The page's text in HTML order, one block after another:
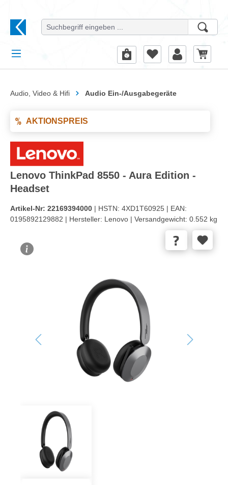
Audio, Video & Hifi Audio Ein-/Ausgabegeräte
AKTIONSPREIS
Lenovo ThinkPad 8550 - Aura Edition -
Headset
Artikel-Nr: 22169394000 | HSTN: 4XD1T60925 | EAN:
0195892129882 | Hersteller: Lenovo | Versandgewicht: 0.552 kg